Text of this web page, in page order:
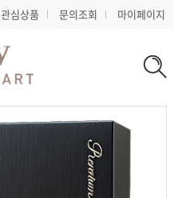
관심상품 문의조회 마이페이지